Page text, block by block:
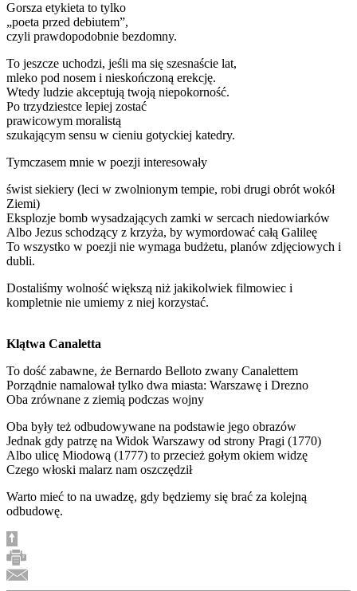
Gorsza etykieta to tylko
„poeta przed debiutem”,
czyli prawdopodobnie bezdomny.
To jeszcze uchodzi, jeśli ma się szesnaście lat,
mleko pod nosem i nieskończoną erekcję.
Wtedy ludzie akceptują twoją niepokorność.
Po trzydziestce lepiej zostać
prawicowym moralistą
szukającym sensu w cieniu gotyckiej katedry.
Tymczasem mnie w poezji interesowały
świst siekiery (leci w zwolnionym tempie, robi drugi obrót wokół
Ziemi)
Eksplozje bomb wysadzających zamki w sercach niedowiarków
Albo Jezus schodzący z krzyża, by wymordować całą Galileę
To wszystko w poezji nie wymaga budżetu, planów zdjęciowych i
dubli.
Dostaliśmy wolność większą niż jakikolwiek filmowiec i
kompletnie nie umiemy z niej korzystać.
Klątwa Canaletta
To dość zabawne, że Bernardo Belloto zwany Canalettem
Porządnie namalował tylko dwa miasta: Warszawę i Drezno
Oba zrównane z ziemią podczas wojny
Oba były też odbudowywane na podstawie jego obrazów
Jednak gdy patrzę na Widok Warszawy od strony Pragi (1770)
Albo ulicę Miodową (1777) to przecież gołym okiem widzę
Czego włoski malarz nam oszczędził
Warto mieć to na uwadzę, gdy będziemy się brać za kolejną
odbudowę.